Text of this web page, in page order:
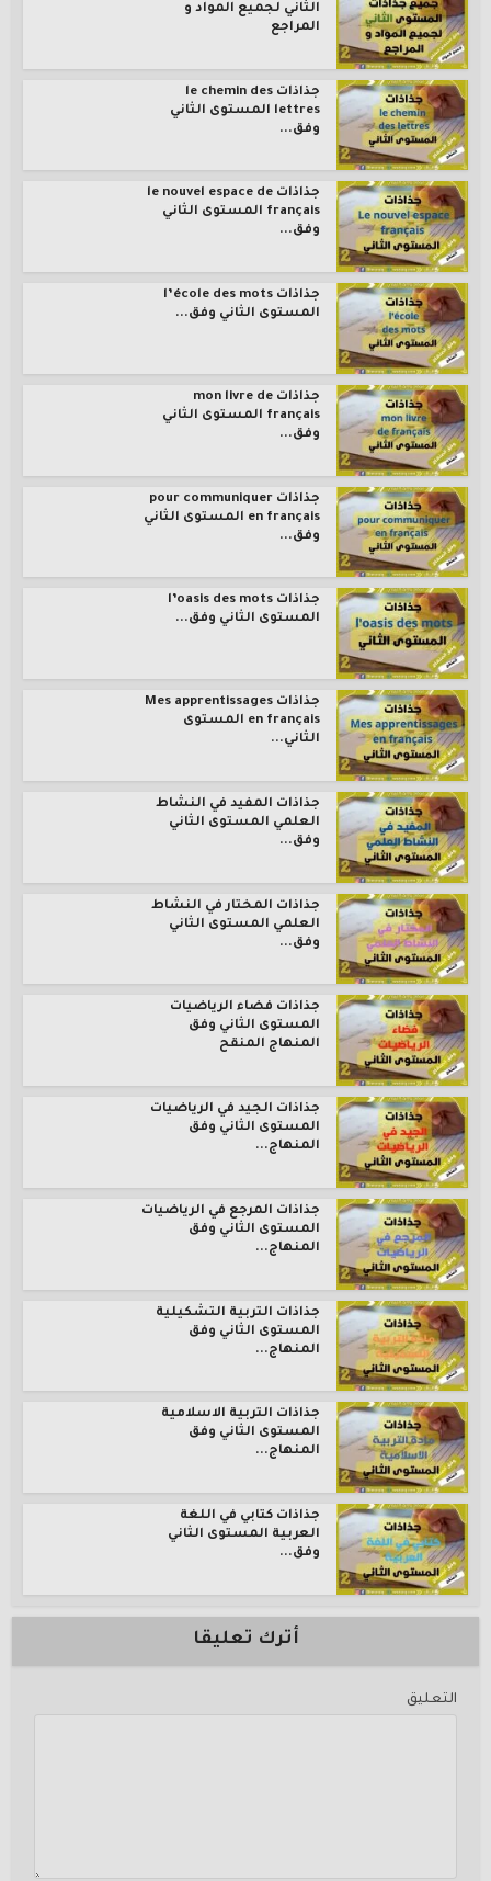
الثاني لجميع المواد و
المراجع
جذاذات le chemin des
lettres المستوى الثاني
وفق...
جذاذات le nouvel espace de
français المستوى الثاني
وفق...
جذاذات l’école des mots
المستوى الثاني وفق...
جذاذات mon livre de
français المستوى الثاني
وفق...
جذاذات pour communiquer
en français المستوى الثاني
وفق...
جذاذات l’oasis des mots
المستوى الثاني وفق...
جذاذات Mes apprentissages
en français المستوى
الثاني...
جذاذات المفيد في النشاط
العلمي المستوى الثاني
وفق...
جذاذات المختار في النشاط
العلمي المستوى الثاني
وفق...
جذاذات فضاء الرياضيات
المستوى الثاني وفق
المنهاج المنقح
جذاذات الجيد في الرياضيات
المستوى الثاني وفق
المنهاج...
جذاذات المرجع في الرياضيات
المستوى الثاني وفق
المنهاج...
جذاذات التربية التشكيلية
المستوى الثاني وفق
المنهاج...
جذاذات التربية الاسلامية
المستوى الثاني وفق
المنهاج...
جذاذات كتابي في اللغة
العربية المستوى الثاني
وفق...
أترك تعليقا
التعليق